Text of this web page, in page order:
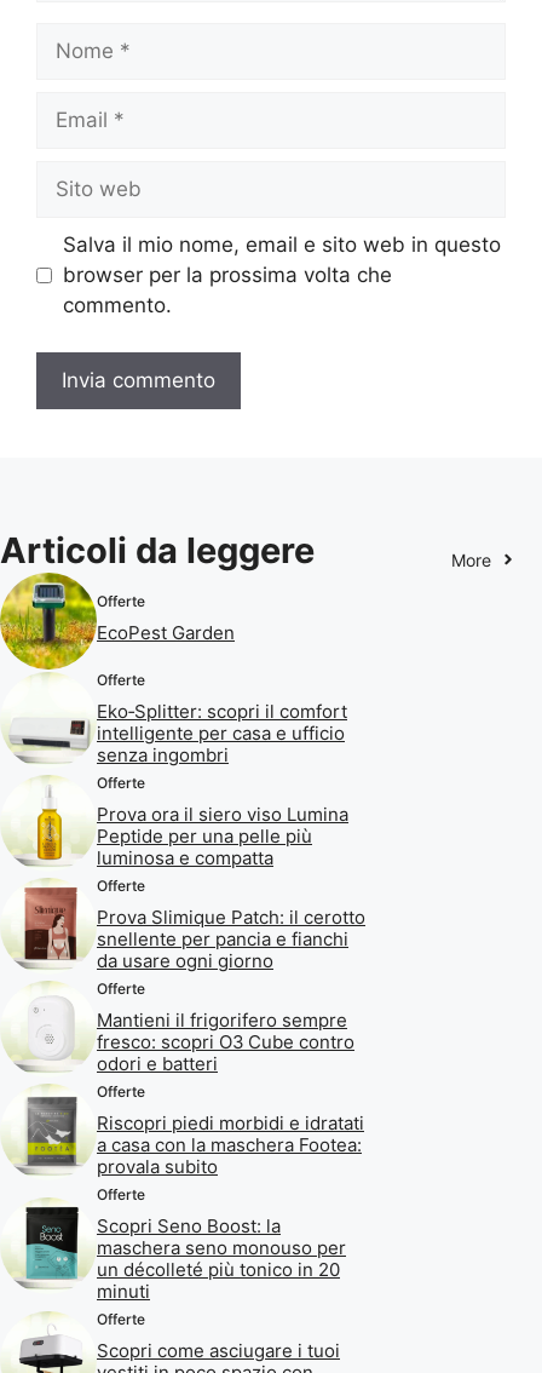
Nome
Email
Sito
web
Salva il mio nome, email e sito web in questo
browser per la prossima volta che
commento.
Articoli da leggere More
Offerte
EcoPest Garden
Offerte
Eko‑Splitter: scopri il comfort
intelligente per casa e ufficio
senza ingombri
Offerte
Prova ora il siero viso Lumina
Peptide per una pelle più
luminosa e compatta
Offerte
Prova Slimique Patch: il cerotto
snellente per pancia e fianchi
da usare ogni giorno
Offerte
Mantieni il frigorifero sempre
fresco: scopri O3 Cube contro
odori e batteri
Offerte
Riscopri piedi morbidi e idratati
a casa con la maschera Footea:
provala subito
Offerte
Scopri Seno Boost: la
maschera seno monouso per
un décolleté più tonico in 20
minuti
Offerte
Scopri come asciugare i tuoi